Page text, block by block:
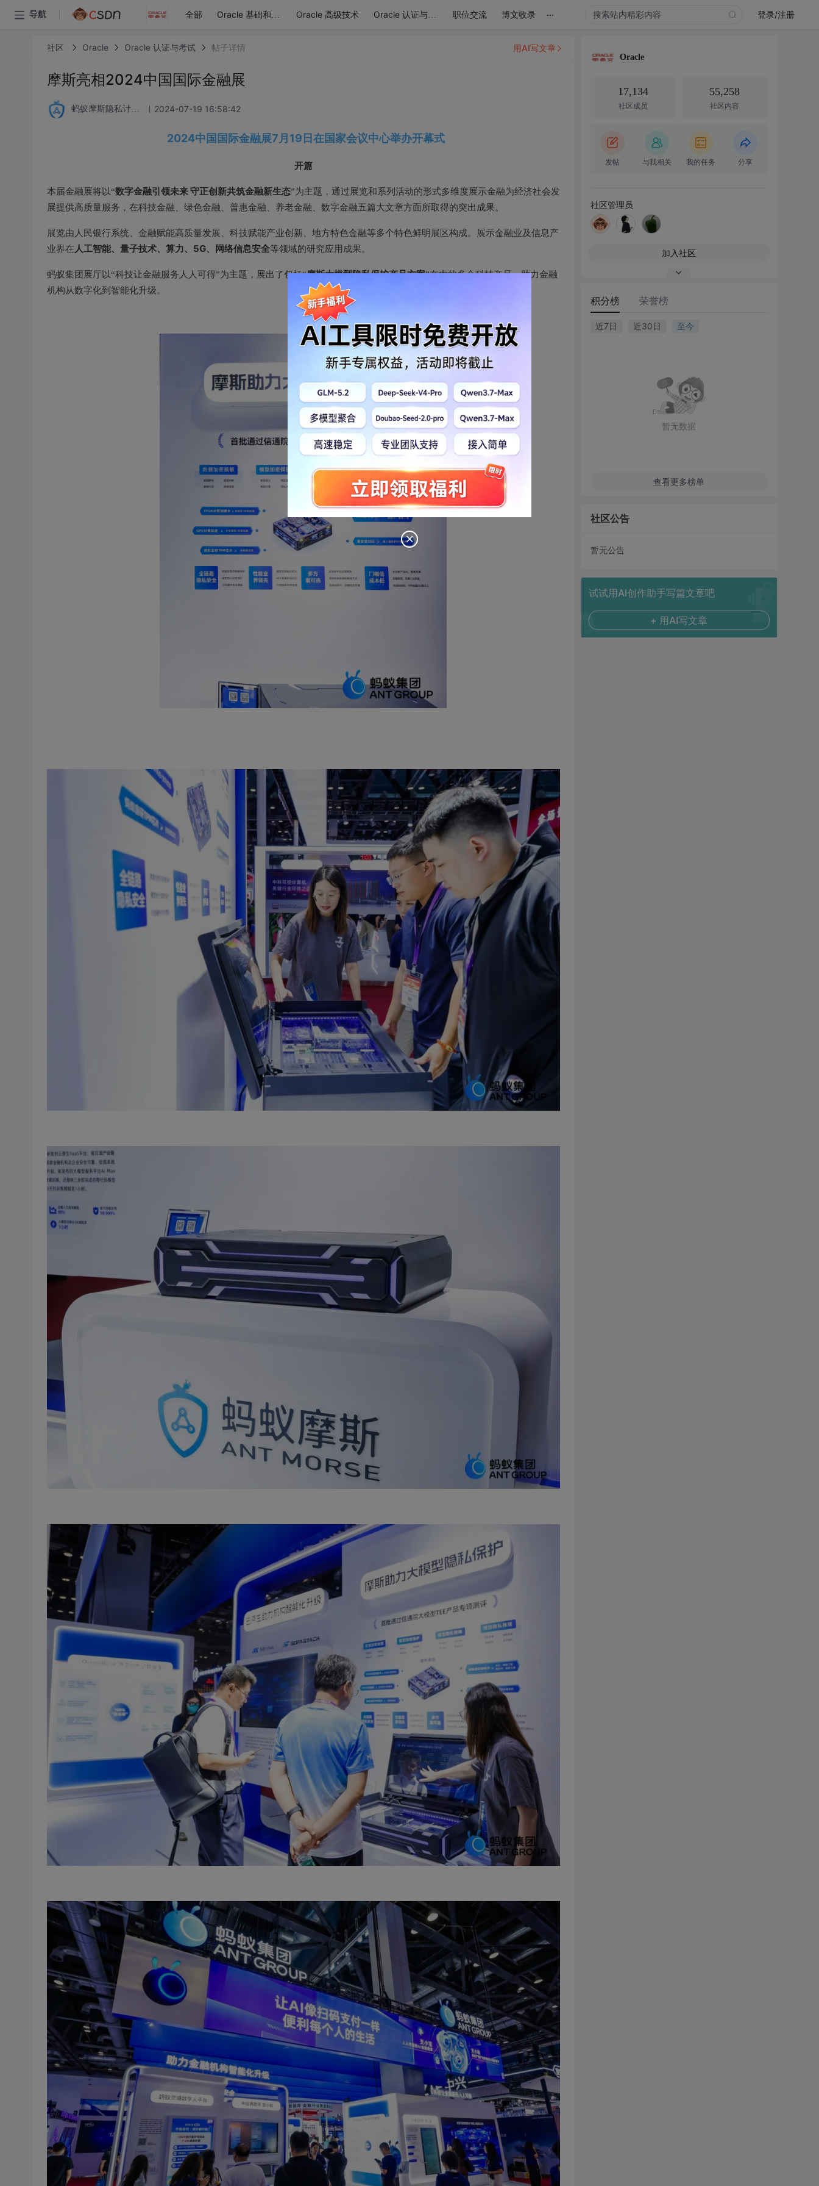
导航 全部 Oracle 基础和管理 Oracle 高级技术 Oracle 认证与考试 职位交流 博文收录 ... 登录/注册
社区 Oracle Oracle 认证与考试 帖子详情
摩斯亮相2024中国国际金融展
蚂蚁摩斯隐私计算论坛 2024-07-19 16:58:42
2024中国国际金融展7月19日在国家会议中心举办开幕式
开篇
本届金融展将以“数字金融引领未来 守正创新共筑金融新生态”为主题，通过展览和系列活动的形式多维度展示金融为经济社会发
展提供高质量服务，在科技金融、绿色金融、普惠金融、养老金融、数字金融五篇大文章方面所取得的突出成果。
展览由人民银行系统、金融赋能高质量发展、科技赋能产业创新、地方特色金融等多个特色鲜明展区构成。展示金融业及信息产
业界在人工智能、量子技术、算力、5G、网络信息安全等领域的研究应用成果。
蚂蚁集团展厅以“科技让金融服务人人可得”为主题，展出了包括“摩斯大模型隐私保护产品方案”在内的多个科技产品，助力金融
机构从数字化到智能化升级。
用AI写文章
Oracle
17,134
社区成员
55,258
社区内容
发帖 与我相关 我的任务 分享
社区管理员
加入社区
积分榜 荣誉榜
近7日 近30日 至今
暂无数据
查看更多榜单
社区公告
暂无公告
试试用AI创作助手写篇文章吧
+ 用AI写文章